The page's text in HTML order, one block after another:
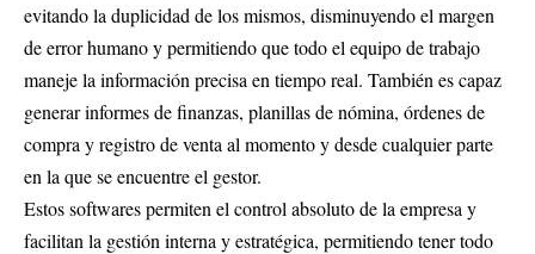
evitando la duplicidad de los mismos, disminuyendo el margen
de error humano y permitiendo que todo el equipo de trabajo
maneje la información precisa en tiempo real. También es capaz
generar informes de finanzas, planillas de nómina, órdenes de
compra y registro de venta al momento y desde cualquier parte
en la que se encuentre el gestor.
Estos softwares permiten el control absoluto de la empresa y
facilitan la gestión interna y estratégica, permitiendo tener todo